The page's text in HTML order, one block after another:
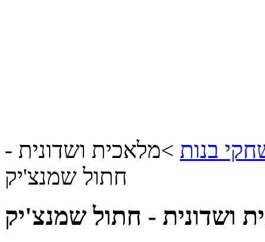
בנות >מלאכית ושדונית -
חתול שמנצ'יק
ושדונית - חתול שמנצ'יק